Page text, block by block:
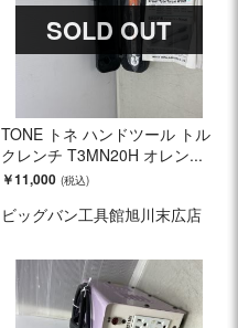
SOLD OUT
TONE トネ ハンドツール トル
クレンチ T3MN20H オレン...
￥11,000
ビッグバン工具館旭川末広店